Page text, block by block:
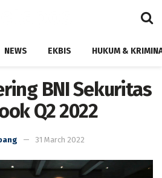
NEWS EKBIS HUKUM &
BNI Sekuritas
Q2 2022
31 March 2022